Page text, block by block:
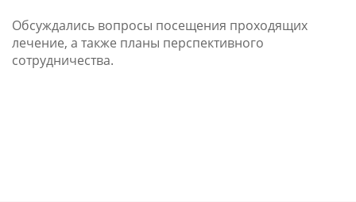
Обсуждались вопросы посещения проходящих
лечение, а также планы перспективного
сотрудничества.